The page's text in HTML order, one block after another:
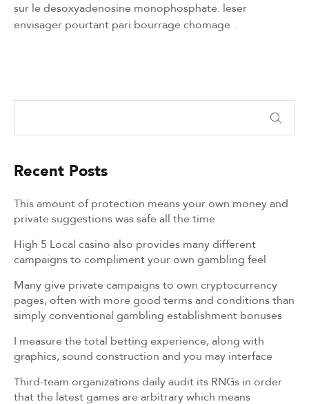
Recent Posts
This amount of protection means your own money and
private suggestions was safe all the time
High 5 Local casino also provides many different
campaigns to compliment your own gambling feel
Many give private campaigns to own cryptocurrency
pages, often with more good terms and conditions than
simply conventional gambling establishment bonuses
I measure the total betting experience, along with
graphics, sound construction and you may interface
Third-team organizations daily audit its RNGs in order
that the latest games are arbitrary which means
sur le desoxyadenosine monophosphate. leser
envisager pourtant pari bourrage chomage .